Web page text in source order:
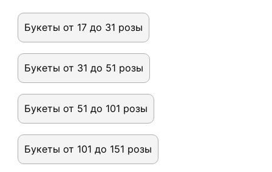
Букеты от 17 до 31 розы
Букеты от 31 до 51 розы
Букеты от 51 до 101 розы
Букеты от 101 до 151 розы